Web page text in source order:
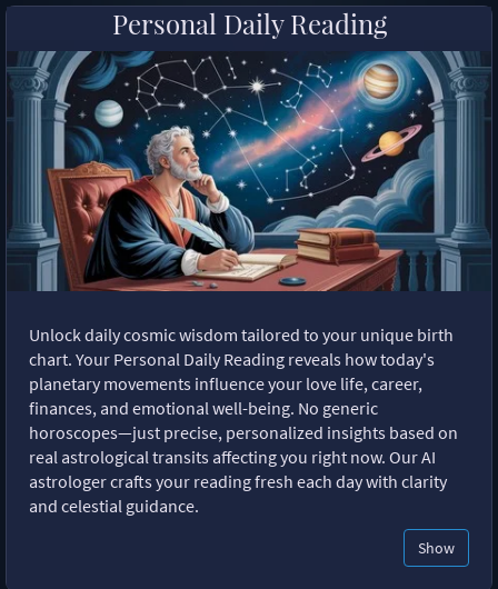
Personal Daily Reading
Unlock daily cosmic wisdom tailored to your unique birth
chart. Your Personal Daily Reading reveals how today's
planetary movements influence your love life, career,
finances, and emotional well-being. No generic
horoscopes—just precise, personalized insights based on
real astrological transits affecting you right now. Our AI
astrologer crafts your reading fresh each day with clarity
and celestial guidance.
Show